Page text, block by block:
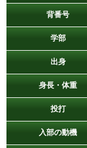
背番号
学部
出身
身長・体重
投打
入部の動機